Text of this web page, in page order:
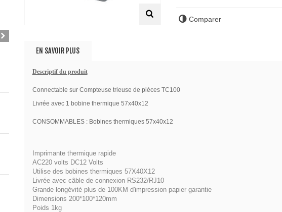
485,00 €
FC5X
299,00 €
Pack "Discount 2"
223,33 €240,00 €
Comparer
EN SAVOIR PLUS
Descriptif du produit
Connectable sur Compteuse trieuse de pièces TC100
Livrée avec 1 bobine thermique 57x40x12
CONSOMMABLES : Bobines thermiques 57x40x12
Imprimante thermique rapide
AC220 volts DC12 Volts
Utilise des bobines thermiques 57X40X12
Livrée avec câble de connexion RS232/RJ10
Grande longévité plus de 100KM d'impression papier garantie
Dimensions 200*100*120mm
Poids 1kg